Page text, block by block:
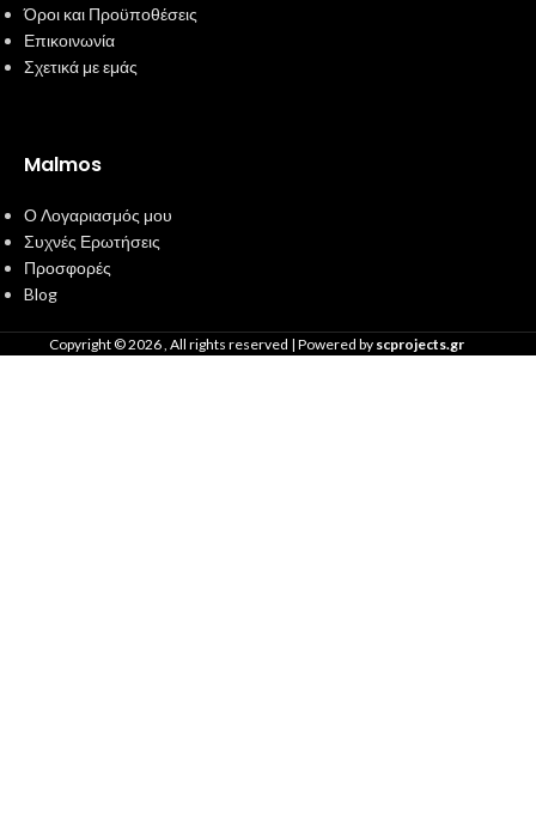
Όροι και Προϋποθέσεις
Επικοινωνία
Σχετικά με εμάς
Malmos
Ο Λογαριασμός μου
Συχνές Ερωτήσεις
Προσφορές
Blog
Copyright ©2026, All rights reserved | Powered by scprojects.gr